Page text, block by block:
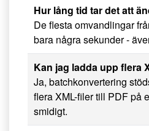
Hur lång tid tar det att
De flesta omvandlingar
bara några sekunder -
Kan jag ladda upp flera
Ja, batchkonvertering
flera XML-filer till PDF på
smidigt.